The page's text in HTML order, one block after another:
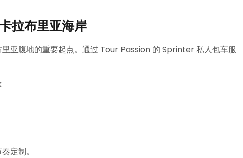
拉布里亚海岸
亚腹地的重要起点。通过 Tour Passion 的 Sprinter 私人包车服
定制。